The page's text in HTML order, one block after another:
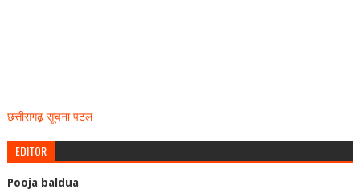
छत्तीसगढ़ सूचना पटल
EDITOR
Pooja baldua